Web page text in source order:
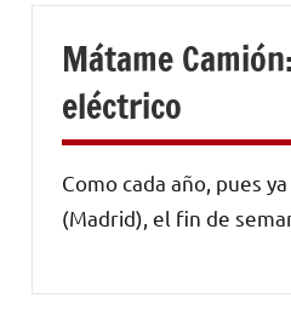
Mátame
eléctrico
Como cada año, pues
(Madrid), el fin de